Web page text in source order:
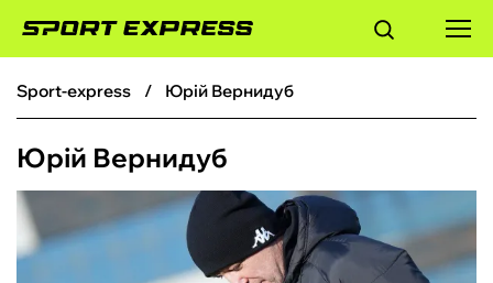
ФУТБОЛ
БАСКЕТБОЛ
БОКС
sport-express Юрій Вернидуб
Юрій Вернидуб